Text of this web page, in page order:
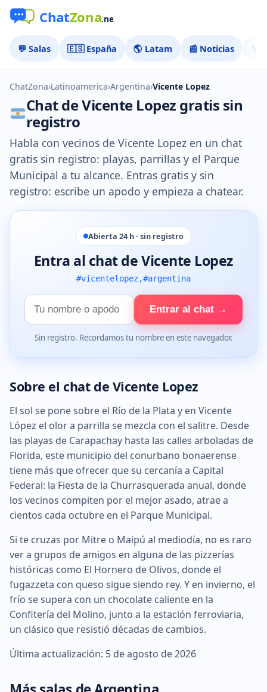
💬 Salas 🇪🇸 España 🌎 Latam 📰 Noticias 🏅
ChatZona›Latinoamerica›Argentina›Vicente Lopez
Chat de Vicente Lopez gratis sin
registro
Habla con vecinos de Vicente Lopez en un chat
gratis sin registro: playas, parrillas y el Parque
Municipal a tu alcance. Entras gratis y sin
registro: escribe un apodo y empieza a chatear.
Abierta 24 h · sin registro
Entra al chat de Vicente Lopez
#vicentelopez,#argentina
Tu
nombre
Entrar al chat →
Sin registro. Recordamos tu nombre en este navegador.
Sobre el chat de Vicente Lopez
El sol se pone sobre el Río de la Plata y en Vicente
López el olor a parrilla se mezcla con el salitre. Desde
las playas de Carapachay hasta las calles arboladas de
Florida, este municipio del conurbano bonaerense
tiene más que ofrecer que su cercanía a Capital
Federal: la Fiesta de la Churrasquerada anual, donde
los vecinos compiten por el mejor asado, atrae a
cientos cada octubre en el Parque Municipal.
Si te cruzas por Mitre o Maipú al mediodía, no es raro
ver a grupos de amigos en alguna de las pizzerías
históricas como El Hornero de Olivos, donde el
fugazzeta con queso sigue siendo rey. Y en invierno, el
frío se supera con un chocolate caliente en la
Confitería del Molino, junto a la estación ferroviaria,
un clásico que resistió décadas de cambios.
Última actualización: 5 de agosto de 2026